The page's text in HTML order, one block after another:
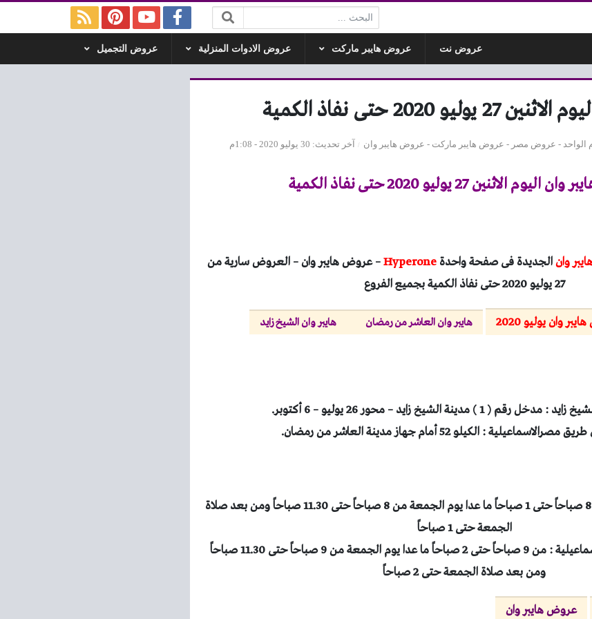
البحث:
عروض نت عروض هايبر ماركت عروض الادوات المنزلية عروض التجميل
2020 حتى نفاذ الكمية
الواحد - عروض مصر - عروض هايبر ماركت - عروض هايبر وان آخر تحديث 30 يوليو 2020 - 1:08م
الاثنين 27 يوليو 2020 حتى نفاذ الكمية
وانالجديدة فى صفحة واحدة Hyperone– عروض هايبر وان – العروض سارية من
27 يوليو 2020
حتى نفاذ الكمية بجميع الفروع
وان يوليو 2020 هايبر وان العاشر من رمضان هايبر وان الشيخ زايد
( 1 ) مدينة الشيخ زايد – محور 26 يوليو – 6 أكتوبر.
: الكيلو 52 أمام جهاز مدينة العاشر من رمضان.
هايبر وان فرع الشيخ زايد : من 8 صباحاً حتى 1 صباحاً ما عدا يوم الجمعة من 8 صباحاً حتى 11.30 صباحاً ومن بعد صلاة
الجمعة حتى 1 صباحاً
هايبر وان فرع طريق مصر الاسماعيلية : من 9 صباحاً حتى 2 صباحاً ما عدا يوم الجمعة من 9 صباحاً حتى 11.30 صباحاً
ومن بعد صلاة الجمعة حتى 2 صباحاً
عروض هايبر وان